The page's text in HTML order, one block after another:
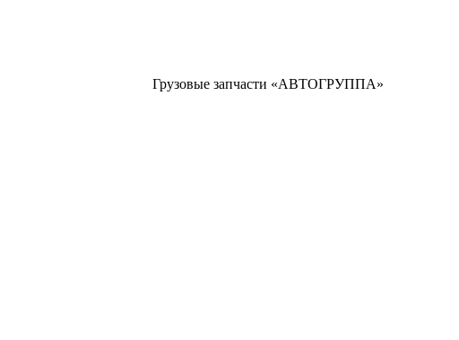
Грузовые запчасти «АВТОГРУППА»